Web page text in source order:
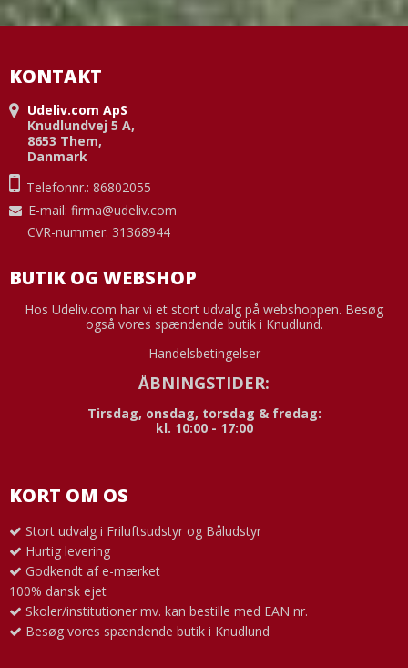
KONTAKT
Udeliv.com ApS
Knudlundvej 5 A,
8653 Them,
Danmark
Telefonnr.: 86802055
E-mail: firma@udeliv.com
CVR-nummer: 31368944
BUTIK OG WEBSHOP
Hos Udeliv.com har vi et stort udvalg på webshoppen. Besøg
også vores spændende butik i Knudlund.
Handelsbetingelser
ÅBNINGSTIDER:
Tirsdag, onsdag, torsdag & fredag:
kl. 10:00 - 17:00
KORT OM OS
Stort udvalg i Friluftsudstyr og Båludstyr
Hurtig levering
Godkendt af e-mærket
100% dansk ejet
Skoler/institutioner mv. kan bestille med EAN nr.
Besøg vores spændende butik i Knudlund